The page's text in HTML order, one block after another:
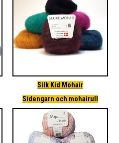
Silk Kid Mohair
Sidengarn och mohairull